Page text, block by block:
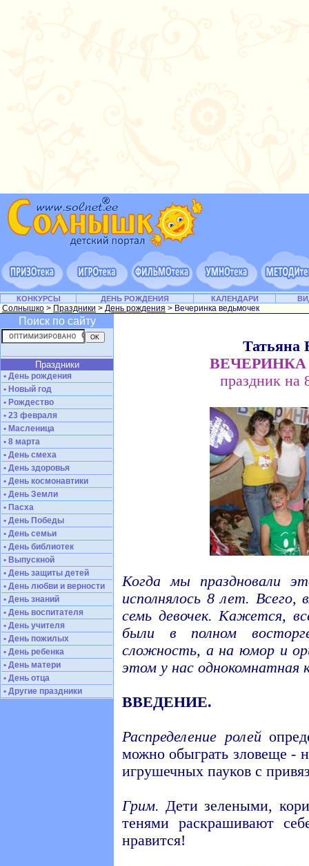
КОНКУРСЫ ДЕНЬ РОЖДЕНИЯ КАЛЕНДАРИ
Солнышко > Праздники > День рождения > Вечеринка ведьмочек
Поиск по сайту
Праздники
• День рождения
• Новый год
• Рождество
• 23 февраля
• Масленица
• 8 марта
• День смеха
• День здоровья
• День космонавтики
• День Земли
• Пасха
• День Победы
• День семьи
• День библиотек
• Выпускной
• День защиты детей
• День любви и верности
• День знаний
• День воспитателя
• День учителя
• День пожилых
• День ребенка
• День матери
• День отца
• Другие праздники
Татьяна
праздник на
Когда мы праздновали
исполнялось 8 лет. Всего,
семь девочек. Кажется,
были в полном
сложность, а на юмор и
этом у нас однокомнатная
ВВЕДЕНИЕ.
Распределение ролей
можно обыграть зловеще -
игрушечных пауков с
Грим. Дети зелеными,
тенями раскрашивают
нравится!